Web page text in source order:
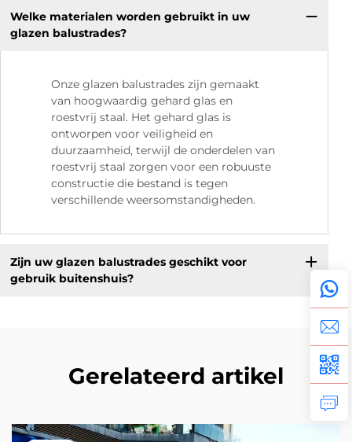
Welke materialen worden gebruikt in uw
glazen balustrades?
Onze glazen balustrades zijn gemaakt
van hoogwaardig gehard glas en
roestvrij staal. Het gehard glas is
ontworpen voor veiligheid en
duurzaamheid, terwijl de onderdelen van
roestvrij staal zorgen voor een robuuste
constructie die bestand is tegen
verschillende weersomstandigheden.
Zijn uw glazen balustrades geschikt voor
gebruik buitenshuis?
Gerelateerd artikel